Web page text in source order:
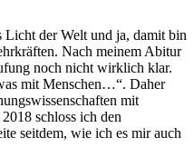
Licht der Welt und ja, damit bin
Nach meinem Abitur
noch nicht wirklich klar.
mit Menschen…“. Daher
mit
schloss ich den
seitdem, wie ich es mir auch